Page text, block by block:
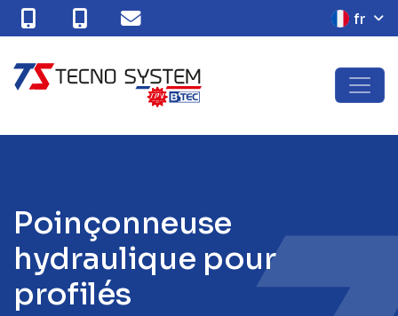
fr
Poinçonneuse
hydraulique pour
profilés